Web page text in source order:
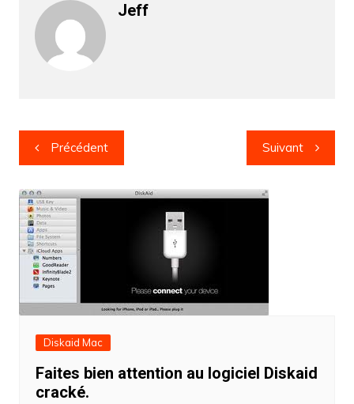
Jeff
Navigation
de
l’article
Précédent Suivant
Diskaid Mac
Faites bien attention au logiciel Diskaid
cracké.